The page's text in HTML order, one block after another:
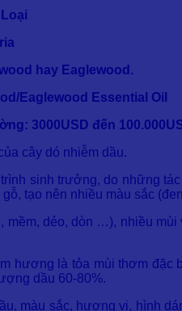
hay Eaglewood.
Eaglewood Essential Oil
3000USD đến
cây dó nhiễm dầu.
sinh trưởng, do những
tạo nên nhiều màu sắc
mềm, dẻo, dòn …), nhiều
hương là tỏa mùi thơm
dầu 60-80%.
màu sắc, hương vị, hình